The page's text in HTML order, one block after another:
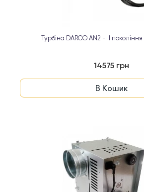
Турбіна DARCO AN2 - ІІ
14575 грн
В Кошик